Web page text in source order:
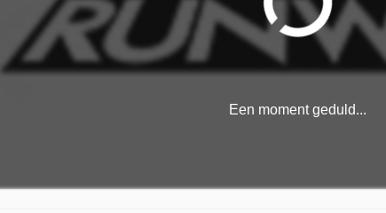
Een moment geduld...